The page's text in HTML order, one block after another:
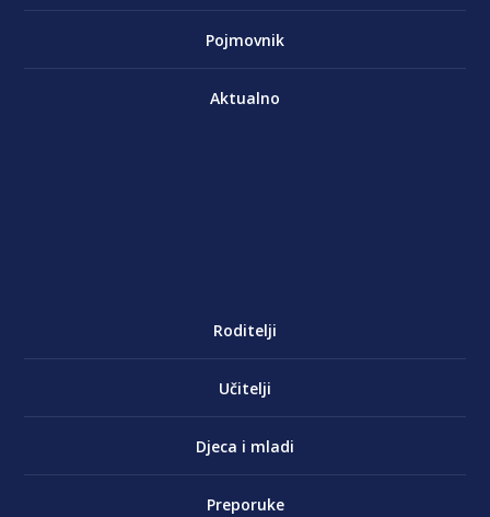
Pojmovnik
Aktualno
Roditelji
Učitelji
Djeca i mladi
Preporuke